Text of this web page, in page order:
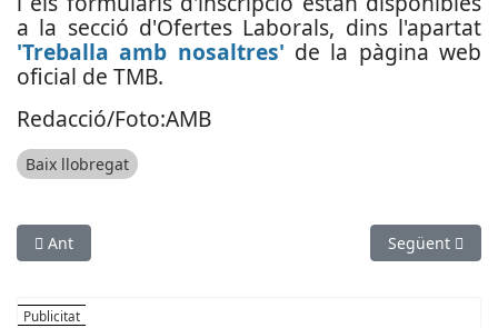
a la secció d'Ofertes Laborals, dins l'apartat
'Treballa amb nosaltres' de la pàgina web
oficial de TMB.
Redacció/Foto:AMB
Baix llobregat
Article anterior: El Baix Llobregat aboca 123.000 vehicles al
Ant Article
Següent